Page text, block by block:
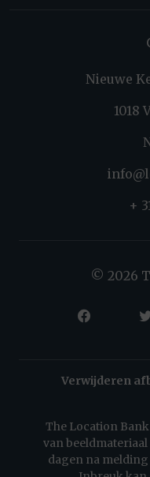
Nieuwe
1018
+
© 2026
Verwijderen
The Location
van
dagen na